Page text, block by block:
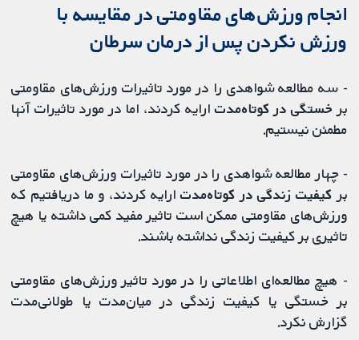
انجام ورزش‌های مقاومتی در مقایسه با
ورزش نکردن پس از درمان سرطان
- سه مطالعه شواهدی را در مورد تاثیرات ورزش‌های مقاومتی
بر خستگی در کوتاه‌مدت ارایه کردند، اما در مورد تاثیرات آنها
مطمئن نیستیم.
- چهار مطالعه شواهدی را در مورد تاثیرات ورزش‌های مقاومتی
بر کیفیت زندگی در کوتاه‌مدتارایه کردند، و ما دریافتیم که
ورزش‌های مقاومتی ممکن است تاثیر مفید کمی داشته یا هیچ
تاثیری بر کیفیت زندگی نداشته باشند.
- هیچ مطالعه‌ای اطلاعاتی را در مورد تاثیر ورزش‌های مقاومتی
بر خستگی یا کیفیت زندگی در میان‌مدت یا طولانی‌مدت
گزارش نکرد.